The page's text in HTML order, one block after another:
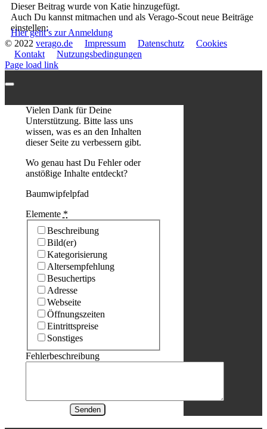
Dieser Beitrag wurde von Katie hinzugefügt.
Auch Du kannst mitmachen und als Verago-Scout neue Beiträge
einstellen:
Hier geht’s zur Anmeldung
© 2022 verago.de Impressum Datenschutz
Cookies
Kontakt
Nutzungsbedingungen
Page load link
Vielen Dank für Deine
Unterstützung. Bitte lass uns
wissen, was es an den Inhalten
dieser Seite zu verbessern gibt.
Wo genau hast Du Fehler oder
anstößige Inhalte entdeckt?
Baumwipfelpfad
Elemente *
Beschreibung
Bild(er)
Kategorisierung
Altersempfehlung
Besuchertips
Adresse
Webseite
Öffnungszeiten
Eintrittspreise
Sonstiges
Fehlerbeschreibung
Senden